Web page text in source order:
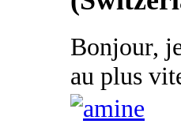
Bonjour,
au plus